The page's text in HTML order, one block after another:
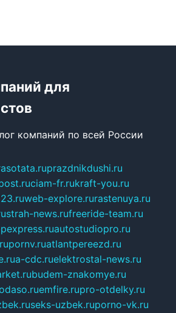
для
компаний по всей России
prazdnikdushi.ru
ciam-fr.rukraft-you.ru
web-explore.rurastenuya.ru
strah-news.rufreeride-team.ru
autostudiopro.ru
pornv.ruatlantpereezd.ru
a-cdc.ruelektrostal-news.ru
budem-znakomye.ru
emfire.rupro-otdelky.ru
seks-uzbek.ruporno-vk.ru